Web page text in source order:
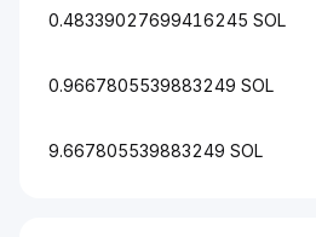
0.48339027699416245 SOL
0.9667805539883249 SOL
9.667805539883249 SOL